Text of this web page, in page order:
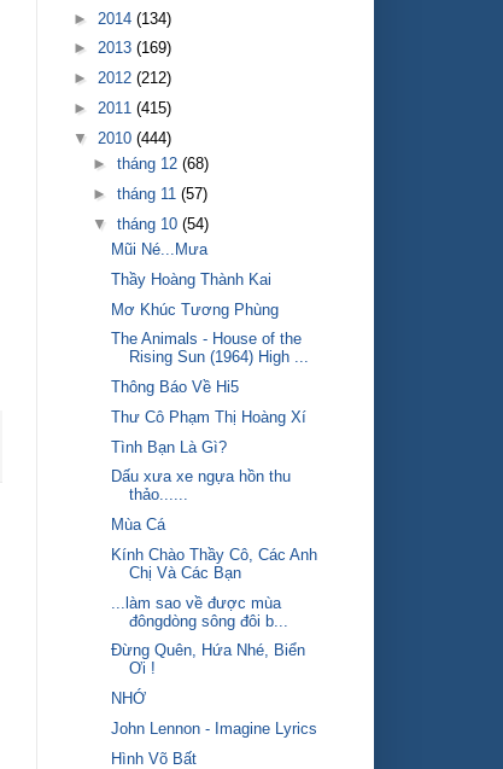
► 2014 (134)
► 2013 (169)
► 2012 (212)
► 2011 (415)
▼ 2010 (444)
► tháng 12 (68)
► tháng 11 (57)
▼ tháng 10 (54)
Mũi Né...Mưa
Thầy Hoàng Thành Kai
Mơ Khúc Tương Phùng
The Animals - House of the
Rising Sun (1964) High ...
Thông Báo Về Hi5
Thư Cô Phạm Thị Hoàng Xí
Tình Bạn Là Gì?
Dấu xưa xe ngựa hồn thu
thảo......
Mùa Cá
Kính Chào Thầy Cô, Các Anh
Chị Và Các Bạn
...làm sao về được mùa
đôngdòng sông đôi b...
Đừng Quên, Hứa Nhé, Biển
Ơi !
NHỚ
John Lennon - Imagine Lyrics
Hình Võ Bất